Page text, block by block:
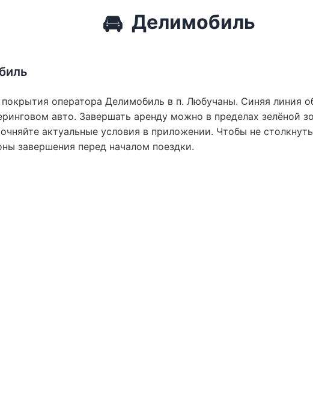
🚘 Делимобиль
оператора Делимобиль в п. Любучаны. Синяя линия
авто. Завершать аренду можно в пределах зелёной
актуальные условия в приложении. Чтобы не
завершения перед началом поездки.